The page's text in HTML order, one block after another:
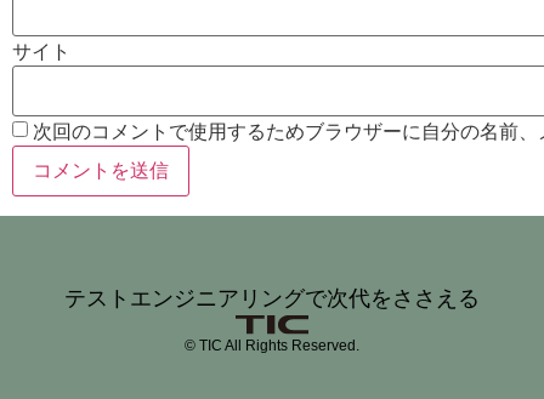
サイト
次回のコメントで使用するためブラウザーに自分の名前
テストエンジニアリングで次代をささえる
© TIC All Rights Reserved.